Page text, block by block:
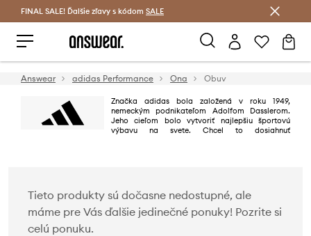
Šetrite s Answear Club >
FINAL SALE! Ďalšie zľavy s kódom SALE
Answear adidas Performance Ona Obuv
Značka adidas bola založená v roku 1949,
nemeckým podnikateľom Adolfom Dasslerom.
Jeho cieľom bolo vytvoriť najlepšiu športovú
výbavu na svete. Chcel to dosiahnuť
Tieto produkty sú dočasne nedostupné, ale
máme pre Vás ďalšie jedinečné ponuky! Pozrite si
celú ponuku.